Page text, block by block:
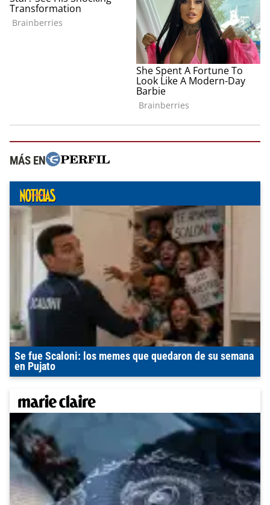
MÁS EN
Se fue Scaloni: los memes que quedaron de su semana
en Pujato